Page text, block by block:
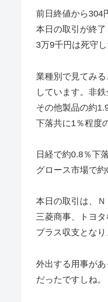
前日終値から304
本日の取引が終了
3万9千円は死守
業種別で見てみ
しています。非
その他製品の約
下落共に1％程度
日経で約0.8％下
グロース市場で約
本日の取引は、Ｎ
三菱商事、トヨタ
プラス収支となり
外出する用事が
だったですしね。